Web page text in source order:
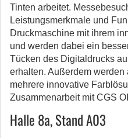
Tinten arbeitet.
Leistungsmerkmale und
Druckmaschine mit ihrem
und werden dabei ein
Tücken des Digitaldrucks
erhalten. Außerdem werden
mehrere innovative
Zusammenarbeit mit CGS
Halle 8a, Stand A03